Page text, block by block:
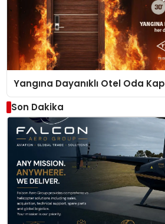
Yangına Dayanıklı Otel Oda
Son Dakika